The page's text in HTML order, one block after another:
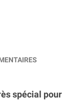
spécial pour